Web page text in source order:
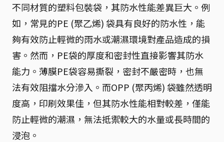
不同材質的塑料包裝袋，其防水性能差異巨大。例
如，常見的PE (聚乙烯) 袋具有良好的防水性，能
夠有效防止輕微的雨水或潮濕環境對產品造成的損
害。然而，PE袋的厚度和密封性直接影響其防水
能力。薄膜PE袋容易撕裂，密封不嚴密時，也無
法有效阻擋水分滲入。而OPP (聚丙烯) 袋雖然透明
度高，印刷效果佳，但其防水性能相對較差，僅能
防止輕微的潮濕，無法抵禦較大的水量或長時間的
浸泡。